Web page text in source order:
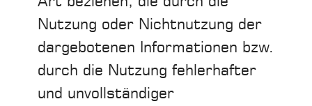
Nutzung oder Nichtnutzung der
dargebotenen Informationen bzw.
durch die Nutzung fehlerhafter
und unvollständiger